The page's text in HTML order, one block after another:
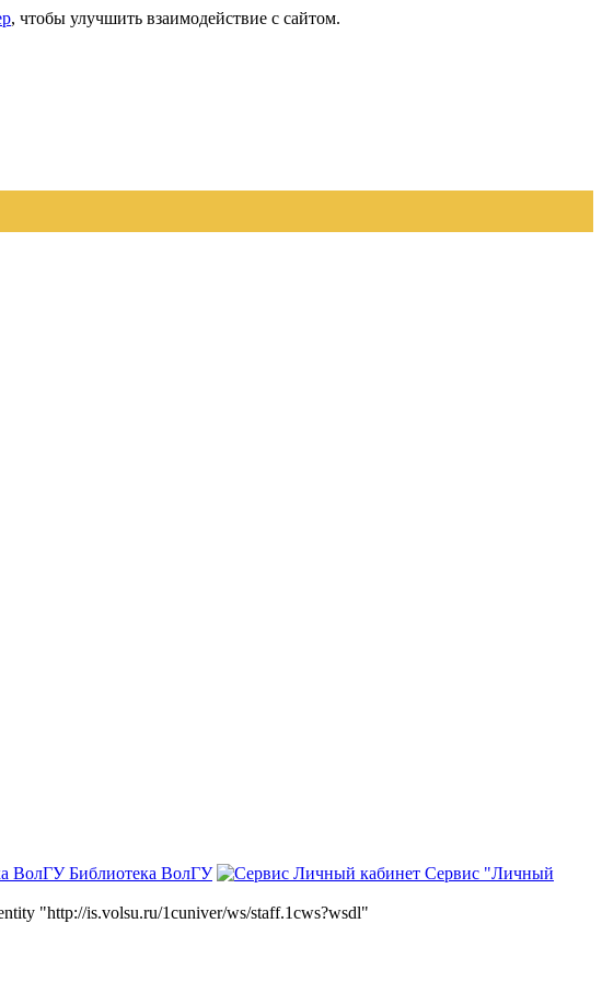
, чтобы улучшить взаимодействие с сайтом.
Библиотека ВолГУ
Сервис "Личный
"http://is.volsu.ru/1cuniver/ws/staff.1cws?wsdl"